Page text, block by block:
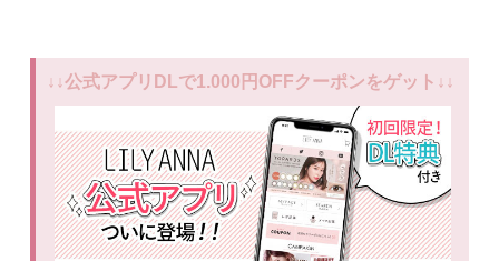
↓↓公式アプリDLで1.000円OFFクーポンをゲット↓↓